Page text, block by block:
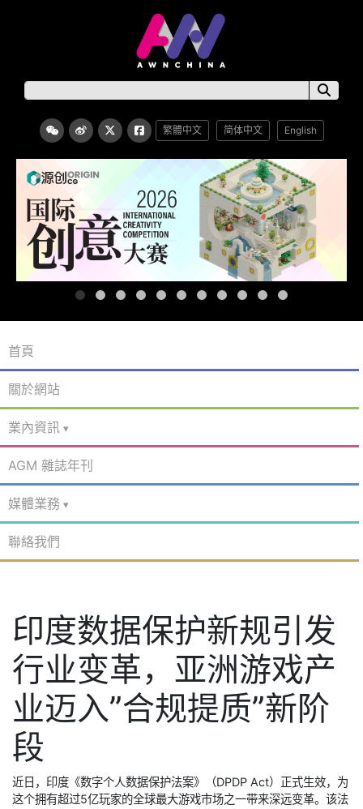
繁體中文 简体中文 English
首頁
關於網站
業內資訊
AGM 雜誌年刊
媒體業務
聯絡我們
印度数据保护新规引发
行业变革，亚洲游戏产
业迈入”合规提质”新阶
段
近日，印度《数字个人数据保护法案》（DPDP Act）正式生效，为
这个拥有超过5亿玩家的全球最大游戏市场之一带来深远变革。该法